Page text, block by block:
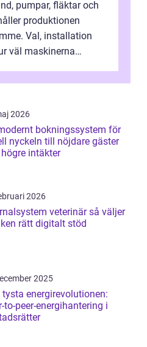
pumpar, fläktar och
produktionen
Val, installation
väl maskinerna
2026
bokningssystem för
intäkter
2026
veterinär så väljer
rätt digitalt stöd
2025
tysta energirevolutionen:
to-peer-energihantering i